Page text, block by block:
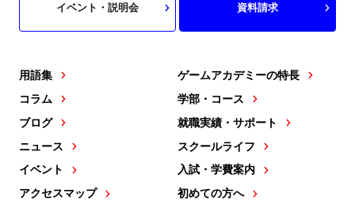
用語集
コラム
ブログ
ニュース
イベント
アクセスマップ
ゲームアカデミーの特長
学部・コース
就職実績・サポート
スクールライフ
入試・学費案内
初めての方へ
イベント・説明会 資料請求